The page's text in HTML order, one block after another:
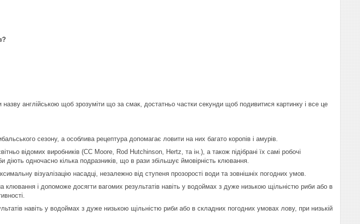
назву англійською щоб зрозуміти що за смак, достатньо частки секунди щоб подивитися картинку і все це
сезону, а особлива рецептура допомагає ловити на них багато коропів і амурів.
відомих виробників (CC Moore, Rod Hutchinson, Hertz, та ін.), а також підібрані їх самі робочі
діють одночасно кілька подразників, що в рази збільшує ймовірність клювання.
візуалізацію насадці, незалежно від ступеня прозорості води та зовнішніх погодних умов.
клювання і допоможе досягти вагомих результатів навіть у водоймах з дуже низькою щільністю риби або в
навіть у водоймах з дуже низькою щільністю риби або в складних погодних умовах лову, при низькій